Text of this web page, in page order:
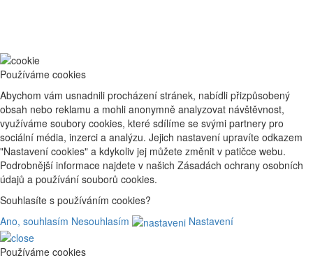
Používáme cookies
Abychom vám usnadnili procházení stránek, nabídli přizpůsobený
obsah nebo reklamu a mohli anonymně analyzovat návštěvnost,
využíváme soubory cookies, které sdílíme se svými partnery pro
sociální média, inzerci a analýzu. Jejich nastavení upravíte odkazem
"Nastavení cookies" a kdykoliv jej můžete změnit v patičce webu.
Podrobnější informace najdete v našich Zásadách ochrany osobních
údajů a používání souborů cookies.
Souhlasíte s používáním cookies?
Ano, souhlasím Nesouhlasím Nastavení
Používáme cookies